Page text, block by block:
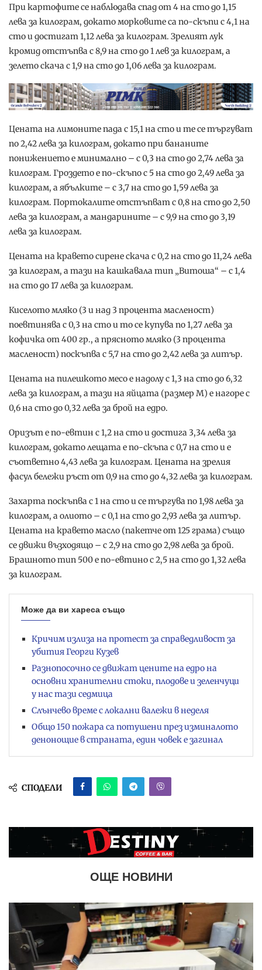
При картофите се наблюдава спад от 4 на сто до 1,15
лева за килограм, докато морковите са по-скъпи с 4,1 на
сто и достигат 1,12 лева за килограм. Зрелият лук
кромид отстъпва с 8,9 на сто до 1 лев за килограм, а
зелето скача с 1,9 на сто до 1,06 лева за килограм.
Цената на лимоните пада с 15,1 на сто и те се търгуват
по 2,42 лева за килограм, докато при бананите
понижението е минимално – с 0,3 на сто до 2,74 лева за
килограм. Гроздето е по-скъпо с 5 на сто до 2,49 лева за
килограм, а ябълките – с 3,7 на сто до 1,59 лева за
килограм. Портокалите отстъпват с 0,8 на сто до 2,50
лева за килограм, а мандарините – с 9,9 на сто до 3,19
лева за килограм.
Цената на кравето сирене скача с 0,2 на сто до 11,24 лева
за килограм, а тази на кашкавала тип „Витоша“ – с 1,4
на сто до 17 лева за килограм.
Киселото мляко (3 и над 3 процента масленост)
поевтинява с 0,3 на сто и то се купува по 1,27 лева за
кофичка от 400 гр., а прясното мляко (3 процента
масленост) поскъпва с 5,7 на сто до 2,42 лева за литър.
Цената на пилешкото месо е надолу с 1,3 на сто до 6,32
лева за килограм, а тази на яйцата (размер М) е нагоре с
0,6 на сто до 0,32 лева за брой на едро.
Оризът е по-евтин с 1,2 на сто и достига 3,34 лева за
килограм, докато лещата е по-скъпа с 0,7 на сто и е
съответно 4,43 лева за килограм. Цената на зрелия
фасул бележи ръст от 0,9 на сто до 4,32 лева за килограм.
Захарта поскъпва с 1 на сто и се търгува по 1,98 лева за
килограм, а олиото – с 0,1 на сто до 2,93 лева за литър.
Цената на кравето масло (пакетче от 125 грама) също
се движи възходящо – с 2,9 на сто до 2,98 лева за брой.
Брашното тип 500 е по-евтино с 2,5 на сто до 1,32 лева
за килограм.
Може да ви хареса също
Кричим излиза на протест за справедливост за
убития Георги Кузев
Разнопосочно се движат цените на едро на
основни хранителни стоки, плодове и зеленчуци
у нас тази седмица
Слънчево време с локални валежи в неделя
Общо 150 пожара са потушени през изминалото
денонощие в страната, един човек е загинал
СПОДЕЛИ
ОЩЕ НОВИНИ